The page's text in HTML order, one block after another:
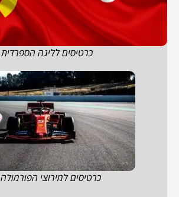
כרטיסים לליגה הספרדית
כרטיסים למירוצי הפורמולה 1